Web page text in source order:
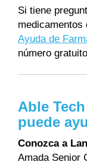
Si tiene
medicamentos
Ayuda de
número
Able
puede
Conozca a
Amada Senior